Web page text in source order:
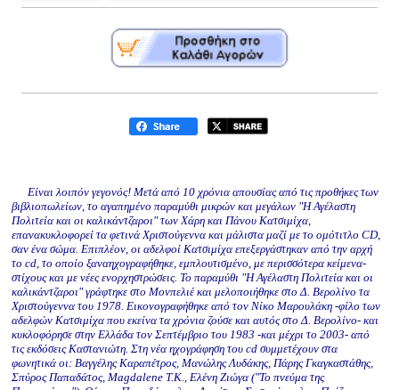
Είναι λοιπόν γεγονός! Μετά από 10 χρόνια απουσίας από τις προθήκες των
βιβλιοπωλείων, το αγαπημένο παραμύθι μικρών και μεγάλων "Η Αγέλαστη
Πολιτεία και οι καλικάντζαροι" των Χάρη και Πάνου Κατσιμίχα,
επανακυκλοφορεί τα φετινά Χριστούγεννα και μάλιστα μαζί με το ομότιτλο CD,
σαν ένα σώμα. Επιπλέον, οι αδελφοί Κατσιμίχα επεξεργάστηκαν από την αρχή
το cd, το οποίο ξαναηχογραφήθηκε, εμπλουτισμένο, με περισσότερα κείμενα-
στίχους και με νέες ενορχηστρώσεις. Το παραμύθι "Η Αγέλαστη Πολιτεία και οι
καλικάντζαροι" γράφτηκε στο Μονπελιέ και μελοποιήθηκε στο Δ. Βερολίνο τα
Χριστούγεννα του 1978. Εικονογραφήθηκε από τον Νίκο Μαρουλάκη -φίλο των
αδελφών Κατσιμίχα που εκείνα τα χρόνια ζούσε και αυτός στο Δ. Βερολίνο- και
κυκλοφόρησε στην Ελλάδα τον Σεπτέμβριο του 1983 -και μέχρι το 2003- από
τις εκδόσεις Καστανιώτη. Στη νέα ηχογράφηση του cd συμμετέχουν στα
φωνητικά οι: Βαγγέλης Καραπέτρος, Μανώλης Λυδάκης, Πάρης Γκαγκαστάθης,
Σπύρος Παπαδάτος, Magdalene T.K., Ελένη Ζιώγα ("Το πνεύμα της